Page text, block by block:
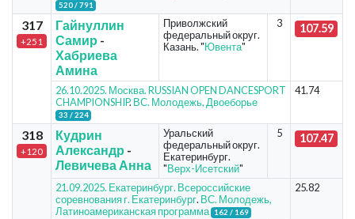
520 / 791
317
+251
Гайнуллин
Самир -
Хабриева
Амина
Приволжский
федеральный округ.
Казань. "Ювента"
3 107.59
26.10.2025. Москва. RUSSIAN OPEN DANCESPORT
CHAMPIONSHIP. ВС. Молодежь, Двоеборье
33 / 224
41.74
318
+120
Кудрин
Александр -
Левичева Анна
Уральский
федеральный округ.
Екатеринбург.
"Верх-Исетский"
5 107.47
21.09.2025. Екатеринбург. Всероссийские
соревнования г. Екатеринбург. ВС. Молодежь,
Латиноамериканская программа
162 / 169
25.82